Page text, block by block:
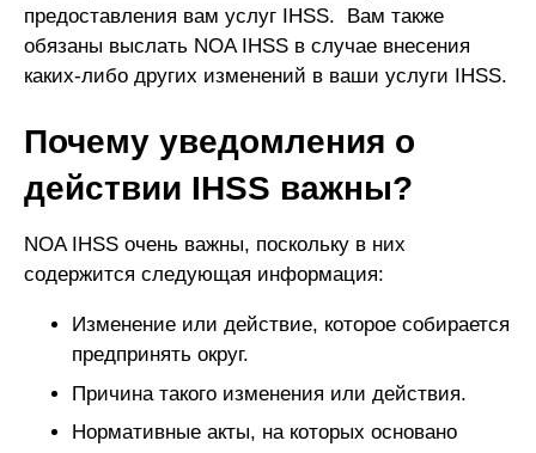
предоставления вам услуг IHSS. Вам также
обязаны выслать NOA IHSS в случае внесения
каких-либо других изменений в ваши услуги IHSS.
Почему уведомления о
действии IHSS важны?
NOA IHSS очень важны, поскольку в них
содержится следующая информация:
Изменение или действие, которое собирается
предпринять округ.
Причина такого изменения или действия.
Нормативные акты, на которых основано